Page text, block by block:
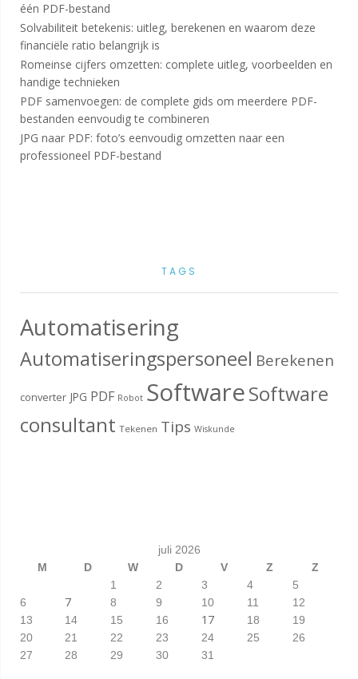
één PDF-bestand
Solvabiliteit betekenis: uitleg, berekenen en waarom deze
financiële ratio belangrijk is
Romeinse cijfers omzetten: complete uitleg, voorbeelden en
handige technieken
PDF samenvoegen: de complete gids om meerdere PDF-
bestanden eenvoudig te combineren
JPG naar PDF: foto’s eenvoudig omzetten naar een
professioneel PDF-bestand
TAGS
Automatisering
Automatiseringspersoneel Berekenen
converter JPG PDF Robot SoftwareSoftware
consultant Tekenen Tips Wiskunde
juli 2026
M
D W D V Z
Z
1
2 3 4
5
6
7 8 9 10 11
12
13
14 15 16 17 18
19
20
21 22 23 24 25
26
27
28 29 30 31